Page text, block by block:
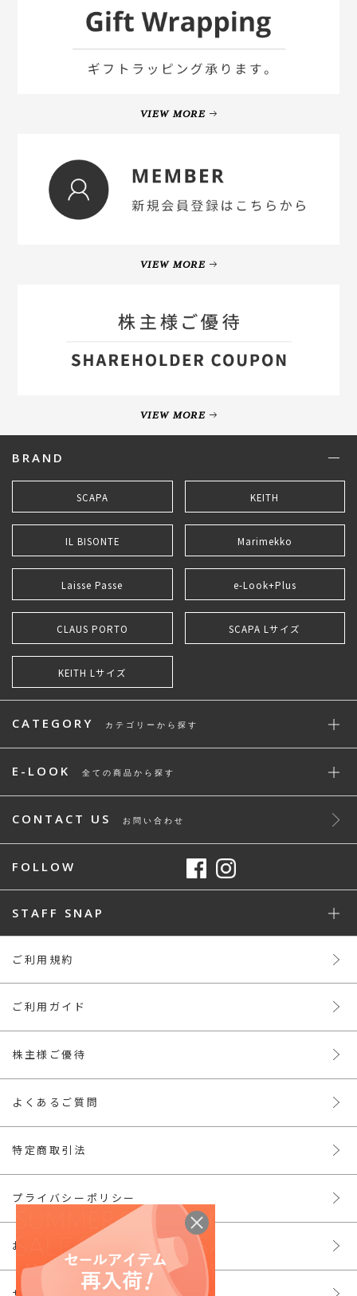
VIEW MORE
VIEW MORE
VIEW MORE
BRAND
SCAPA KEITH
IL BISONTE Marimekko
Laisse Passe e-Look+Plus
CLAUS PORTO SCAPA Lサイズ
KEITH Lサイズ
CATEGORY カテゴリーから探す
E-LOOK 全ての商品から探す
CONTACT US お問い合わせ
FOLLOW
STAFF SNAP
ご利用規約
ご利用ガイド
株主様ご優待
よくあるご質問
特定商取引法
プライバシーポリシー
お問い合わせ